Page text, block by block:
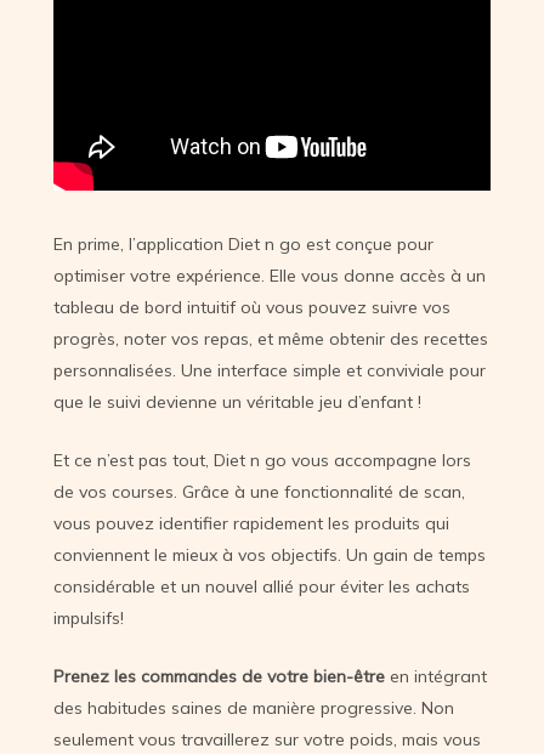
En prime, l’application Diet n go est conçue pour
optimiser votre expérience. Elle vous donne accès à un
tableau de bord intuitif où vous pouvez suivre vos
progrès, noter vos repas, et même obtenir des recettes
personnalisées. Une interface simple et conviviale pour
que le suivi devienne un véritable jeu d’enfant !
Et ce n’est pas tout, Diet n go vous accompagne lors
de vos courses. Grâce à une fonctionnalité de scan,
vous pouvez identifier rapidement les produits qui
conviennent le mieux à vos objectifs. Un gain de temps
considérable et un nouvel allié pour éviter les achats
impulsifs!
Prenez les commandes de votre bien-être en intégrant
des habitudes saines de manière progressive. Non
seulement vous travaillerez sur votre poids, mais vous